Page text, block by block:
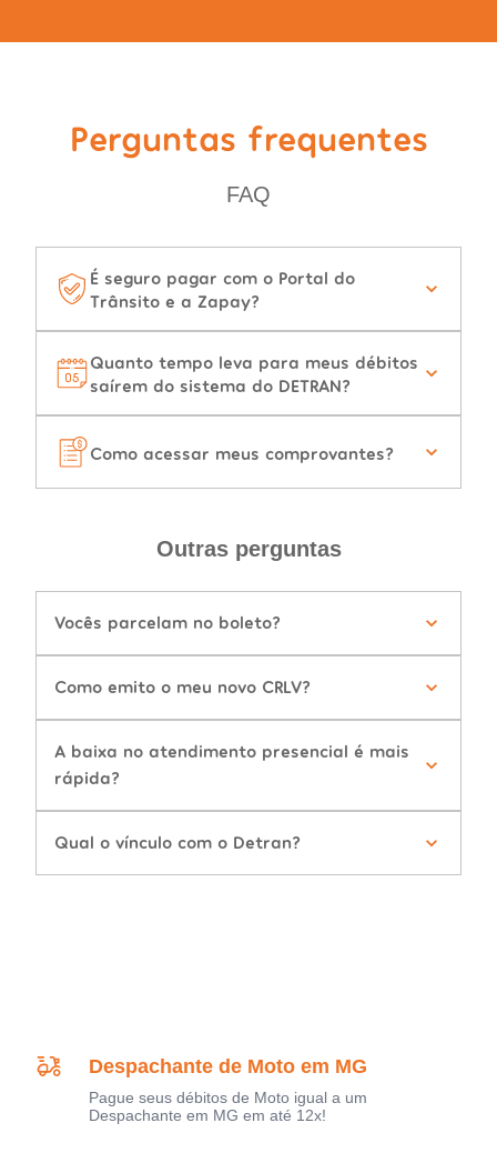
Perguntas frequentes
FAQ
É seguro pagar com o Portal do
Trânsito e a Zapay?
Quanto tempo leva para meus débitos
saírem do sistema do DETRAN?
Como acessar meus comprovantes?
Outras perguntas
Vocês parcelam no boleto?
Como emito o meu novo CRLV?
A baixa no atendimento presencial é mais
rápida?
Qual o vínculo com o Detran?
Despachante de Moto em MG
Pague seus débitos de Moto igual a um
Despachante em MG em até 12x!